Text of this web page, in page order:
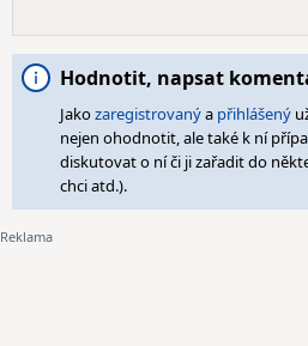
Hodnotit, napsat
Jakozaregistrovanýa přihlášený
nejen ohodnotit, ale také k ní
diskutovat o ní či ji zařadit do
chci atd.).